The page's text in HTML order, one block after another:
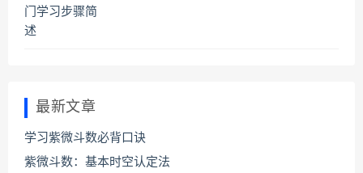
最新文章
学习紫微斗数必背口诀
紫微斗数：基本时空认定法